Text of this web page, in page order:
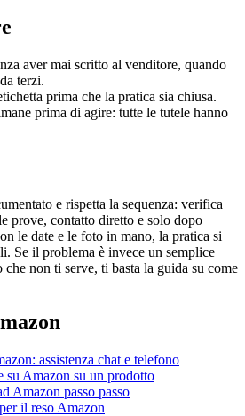
aver mai scritto al venditore, quando
terzi.
prima che la pratica sia chiusa.
prima di agire: tutte le tutele hanno
e rispetta la sequenza: verifica
prove, contatto diretto e solo dopo
le date e le foto in mano, la pratica si
Se il problema è invece un semplice
non ti serve, ti basta la guida su come
assistenza chat e telefono
su Amazon su un prodotto
Amazon passo passo
il reso Amazon